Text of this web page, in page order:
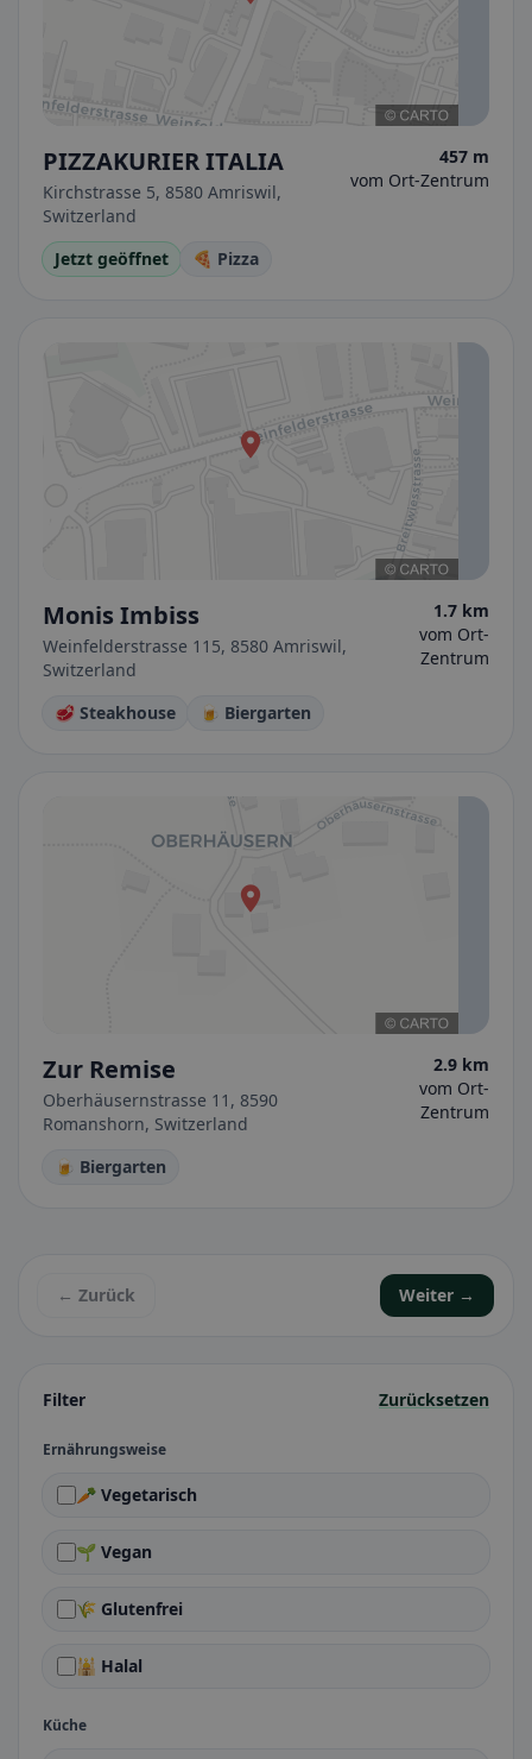
Filter Zurücksetzen
Ernährungsweise
🥕 Vegetarisch
🌱 Vegan
🌾 Glutenfrei
🕌 Halal
Küche
PIZZAKURIER ITALIA
Kirchstrasse 5, 8580 Amriswil,
Switzerland
457 m
vom Ort-Zentrum
Jetzt geöffnet 🍕 Pizza
Monis Imbiss
Weinfelderstrasse 115, 8580 Amriswil,
Switzerland
1.7 km
vom Ort-
Zentrum
🥩 Steakhouse 🍺 Biergarten
Zur Remise
Oberhäusernstrasse 11, 8590
Romanshorn, Switzerland
2.9 km
vom Ort-
Zentrum
🍺 Biergarten
← Zurück Weiter →